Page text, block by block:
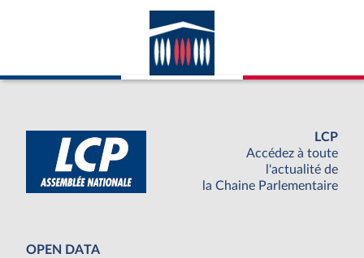
LCP
Accédez à toute
l'actualité de
la Chaine Parlementaire
OPEN DATA